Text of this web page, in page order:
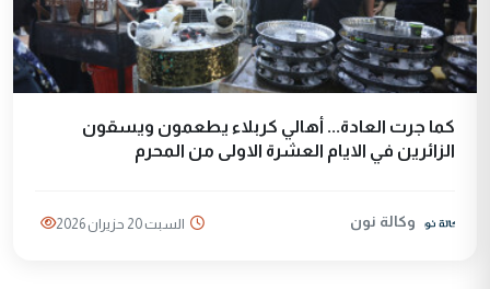
كما جرت العادة... أهالي كربلاء يطعمون ويسقون
الزائرين في الايام العشرة الاولى من المحرم
وكالة نون السبت 20 حزيران 2026